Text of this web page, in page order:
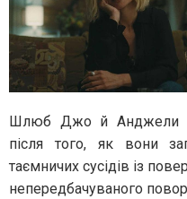
Шлюб Джо й Анджели
після того, як вони
таємничих сусідів із
непередбачуваного